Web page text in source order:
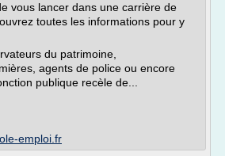
vous lancer dans une carrière de
toutes les informations pour y
du patrimoine,
agents de police ou encore
publique recèle de...
emploi.fr